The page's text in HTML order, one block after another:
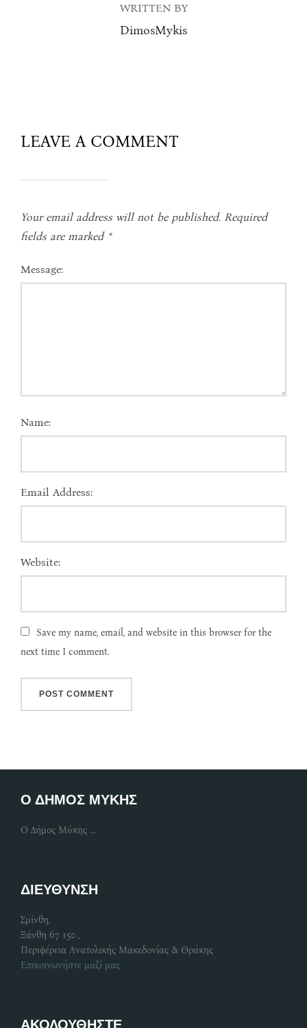
WRITTEN BY
DimosMykis
LEAVE A COMMENT
Your email address will not be published. Required
fields are marked *
Message:
Name:
Email Address:
Website:
Save my name, email, and website in this browser for the
next time I comment.
Ο ΔΗΜΟΣ ΜΥΚΗΣ
Ο Δήμος Μύκης ...
ΔΙΕΥΘΥΝΣΗ
Σμίνθη,
Ξάνθη 67 150 ,
Περιφέρεια Ανατολικής Μακεδονίας & Θράκης
Επικοινωνήστε μαζί μας
ΑΚΟΛΟΥΘΗΣΤΕ